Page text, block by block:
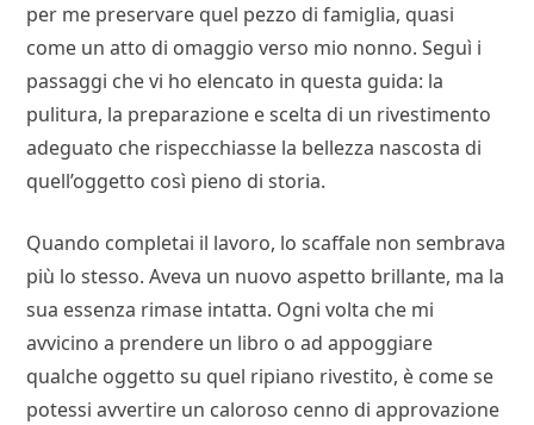
per me preservare quel pezzo di famiglia, quasi
come un atto di omaggio verso mio nonno. Seguì i
passaggi che vi ho elencato in questa guida: la
pulitura, la preparazione e scelta di un rivestimento
adeguato che rispecchiasse la bellezza nascosta di
quell’oggetto così pieno di storia.
Quando completai il lavoro, lo scaffale non sembrava
più lo stesso. Aveva un nuovo aspetto brillante, ma la
sua essenza rimase intatta. Ogni volta che mi
avvicino a prendere un libro o ad appoggiare
qualche oggetto su quel ripiano rivestito, è come se
potessi avvertire un caloroso cenno di approvazione